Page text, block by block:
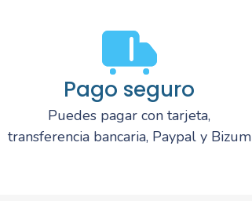
Pago seguro
Puedes pagar con tarjeta,
transferencia bancaria, Paypal y Bizum